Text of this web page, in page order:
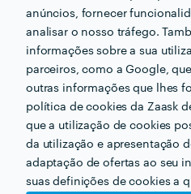
anúncios, fornecer
analisar o nosso tráfego.
informações sobre a sua
parceiros, como a Google,
outras informações que lhes
política de cookies da Zaask
que a utilização de cookies
da utilização e apresentação
adaptação de ofertas ao seu
suas definições de cookies a
Agora que tem uma ideia
o profissional